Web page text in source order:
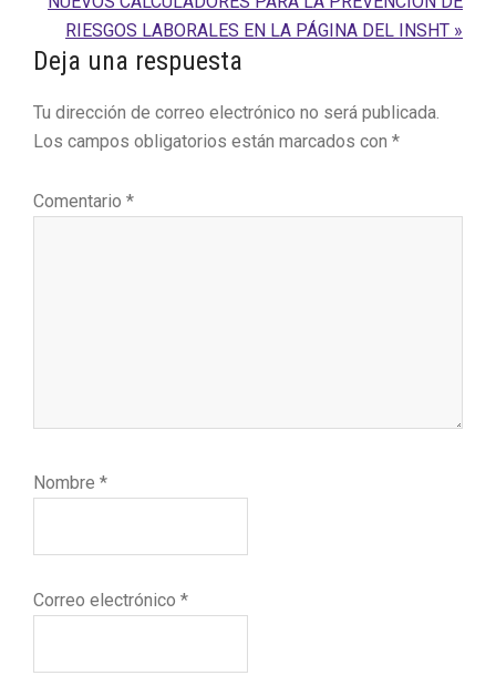
entrada:
RIESGOS LABORALES EN LA PÁGINA DEL INSHT »
Interacciones
con
los
Deja una respuesta
Tu dirección de correo electrónico no será publicada.
Los campos obligatorios están marcados con *
Comentario *
Nombre *
Correo electrónico *